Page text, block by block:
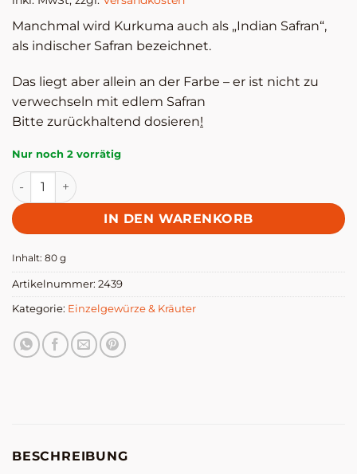
Manchmal wird Kurkuma auch als „Indian Safran“,
als indischer Safran bezeichnet.
Das liegt aber allein an der Farbe – er ist nicht zu
verwechseln mit edlem Safran
Bitte zurückhaltend dosieren!
Nur noch 2 vorrätig
Kurkuma, gemahlen - Altes Gewürzamt Menge
IN DEN WARENKORB
Inhalt: 80 g
Artikelnummer: 2439
Kategorie: Einzelgewürze & Kräuter
BESCHREIBUNG